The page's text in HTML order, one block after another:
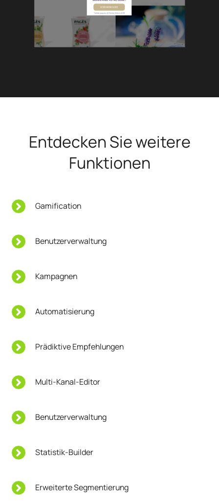
Entdecken Sie weitere
Funktionen
Gamification
Benutzerverwaltung
Kampagnen
Automatisierung
Prädiktive Empfehlungen
Multi-Kanal-Editor
Benutzerverwaltung
Statistik-Builder
Erweiterte Segmentierung